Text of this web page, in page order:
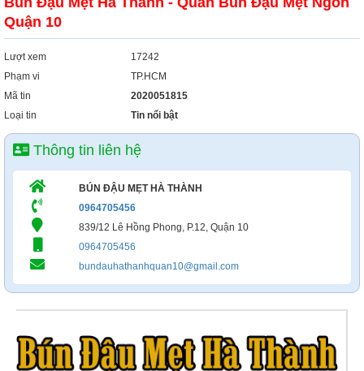
Quận 10
Lượt xem
17242
Phạm vi
TP.HCM
Mã tin
2020051815
Loại tin
Tin nổi bật
Thông tin liên hệ
BÚN ĐẬU MẸT HÀ THÀNH
0964705456
839/12 Lê Hồng Phong, P.12, Quận 10
0964705456
bundauhathanhquan10@gmail.com